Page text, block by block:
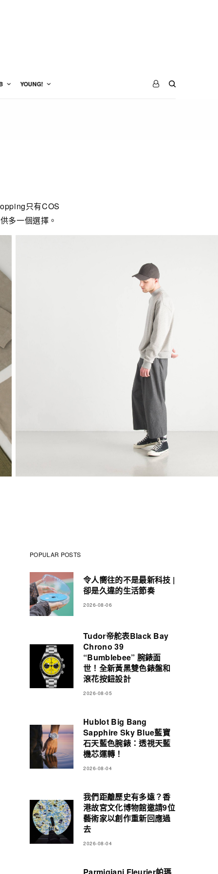
YOUNG!
只有COS
多一個選擇。
POPULAR POSTS
令人嚮往的不是最新科技 |
卻是久違的生活節奏
2026-08-06
Tudor帝舵表Black Bay
Chrono 39
“Bumblebee” 腕錶面
世！全新黃黑雙色錶盤和
滾花按鈕設計
2026-08-05
Hublot Big Bang
Sapphire Sky Blue藍寶
石天藍色腕錶：透視天藍
機芯運轉！
2026-08-04
我們距離歷史有多遠？香
港故宮文化博物館邀請9位
藝術家以創作重新回應過
去
2026-08-04